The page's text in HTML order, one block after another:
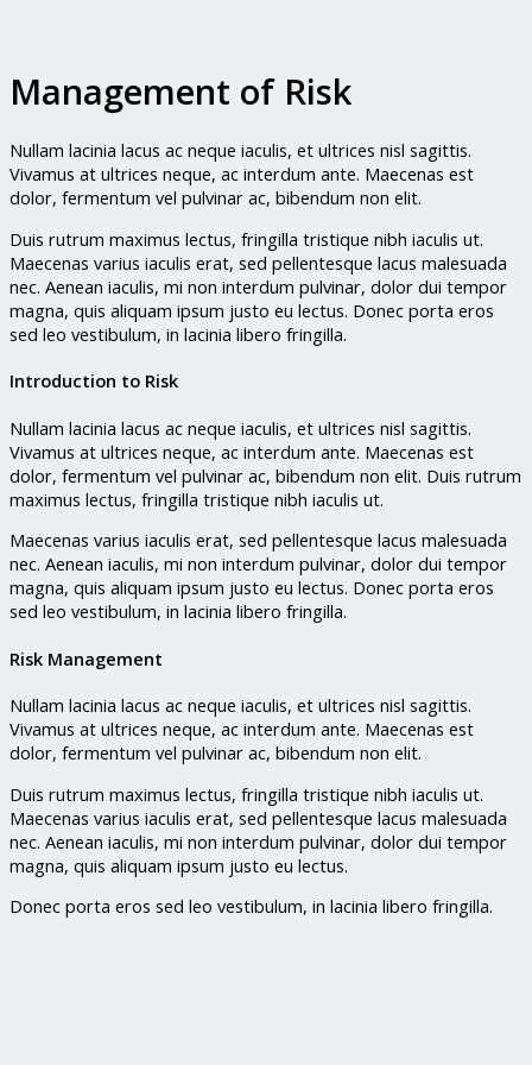
Management of Risk
Nullam lacinia lacus ac neque iaculis, et ultrices nisl sagittis.
Vivamus at ultrices neque, ac interdum ante. Maecenas est
dolor, fermentum vel pulvinar ac, bibendum non elit.
Duis rutrum maximus lectus, fringilla tristique nibh iaculis ut.
Maecenas varius iaculis erat, sed pellentesque lacus malesuada
nec. Aenean iaculis, mi non interdum pulvinar, dolor dui tempor
magna, quis aliquam ipsum justo eu lectus. Donec porta eros
sed leo vestibulum, in lacinia libero fringilla.
Introduction to Risk
Nullam lacinia lacus ac neque iaculis, et ultrices nisl sagittis.
Vivamus at ultrices neque, ac interdum ante. Maecenas est
dolor, fermentum vel pulvinar ac, bibendum non elit. Duis rutrum
maximus lectus, fringilla tristique nibh iaculis ut.
Maecenas varius iaculis erat, sed pellentesque lacus malesuada
nec. Aenean iaculis, mi non interdum pulvinar, dolor dui tempor
magna, quis aliquam ipsum justo eu lectus. Donec porta eros
sed leo vestibulum, in lacinia libero fringilla.
Risk Management
Nullam lacinia lacus ac neque iaculis, et ultrices nisl sagittis.
Vivamus at ultrices neque, ac interdum ante. Maecenas est
dolor, fermentum vel pulvinar ac, bibendum non elit.
Duis rutrum maximus lectus, fringilla tristique nibh iaculis ut.
Maecenas varius iaculis erat, sed pellentesque lacus malesuada
nec. Aenean iaculis, mi non interdum pulvinar, dolor dui tempor
magna, quis aliquam ipsum justo eu lectus.
Donec porta eros sed leo vestibulum, in lacinia libero fringilla.